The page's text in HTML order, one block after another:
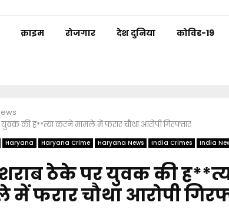
क्राइम रोजगार देश दुनिया कोविड-19
की ह**त्या करने मामले में फरार चौथा आरोपी गिरफ्तार
Haryana Haryana Crime Haryana News India Crimes
India
ठेके पर युवक की
फरार चौथा आरोपी